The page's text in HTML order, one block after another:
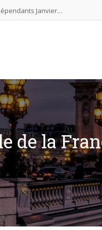
Janvier…
Juin…
MUNICIPALES 2026
N°2-2026
de la